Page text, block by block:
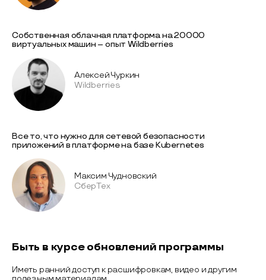
Собственная облачная платформа на 20000
виртуальных машин – опыт Wildberries
Алексей Чуркин
Wildberries
Все то, что нужно для сетевой безопасности
приложений в платформе на базе Kubernetes
Максим Чудновский
СберТех
Быть в курсе обновлений программы
Иметь ранний доступ к расшифровкам, видео и другим